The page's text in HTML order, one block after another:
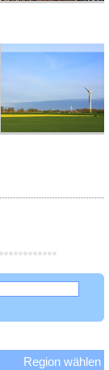
Region wählen